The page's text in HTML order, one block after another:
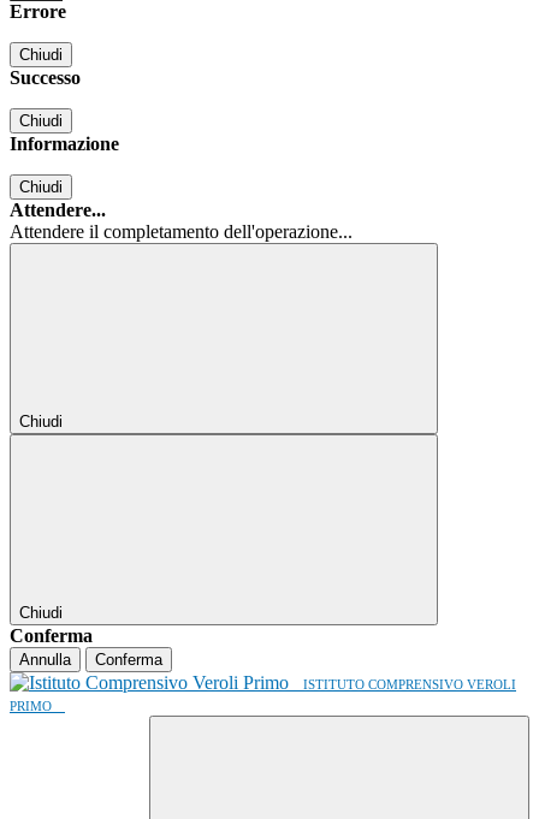
Errore
Chiudi
Successo
Chiudi
Informazione
Chiudi
Attendere...
Attendere il completamento dell'operazione...
Chiudi
Chiudi
Conferma
Annulla Conferma
ISTITUTO COMPRENSIVO VEROLI
PRIMO